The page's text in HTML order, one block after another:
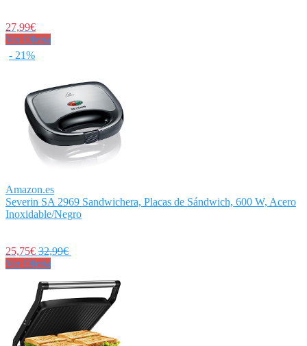
27,99€
Ver Oferta
- 21%
Amazon.es
Severin SA 2969 Sandwichera, Placas de Sándwich, 600 W, Acero
Inoxidable/Negro
25,75€ 32,99€
Ver Oferta